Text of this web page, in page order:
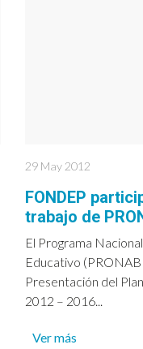
29 May 2012
FONDEP
trabajo de
El Programa
Educativo
Presentación del
2012 – 2016...
Ver más